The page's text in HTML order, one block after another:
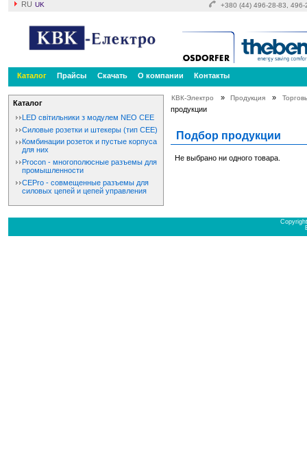
RU UK +380 (44) 496-28-83,
Каталог Прайсы Скачать О компании Контакты
Каталог
LED світильники з модулем NEO CEE
Cиловые розетки и штекеры (тип СЕЕ)
Комбинации розеток и пустые корпуса
для них
Procon - многополюсные разъемы для
промышленности
CEPro - совмещенные разъемы для
силовых цепей и цепей управления
КВК-Электро » Продукция »
продукции
Подбор продукции
Не выбрано ни одного товара.